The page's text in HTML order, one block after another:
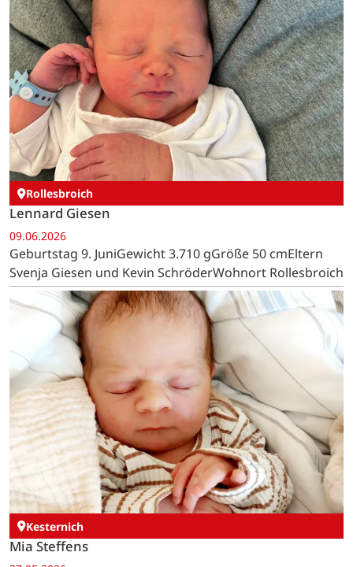
Rollesbroich
Lennard Giesen
09.06.2026
Geburtstag 9. JuniGewicht 3.710 gGröße 50 cmEltern
Svenja Giesen und Kevin SchröderWohnort Rollesbroich
Kesternich
Mia Steffens